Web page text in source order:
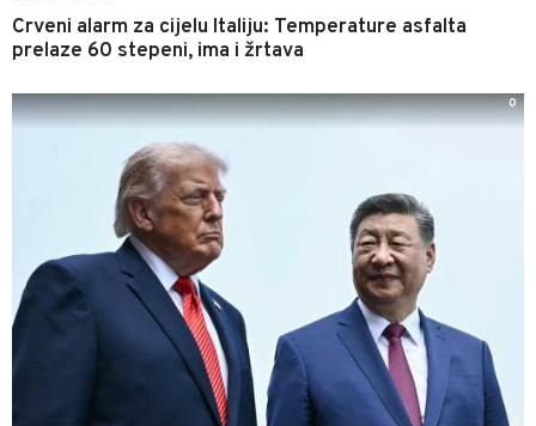
Crveni alarm za cijelu Italiju: Temperature asfalta
prelaze 60 stepeni, ima i žrtava
0